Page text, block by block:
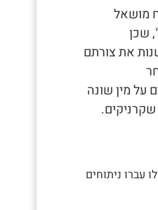
מושאל
שכן
את צורתם
על מין שונה
עברו ניתוחים